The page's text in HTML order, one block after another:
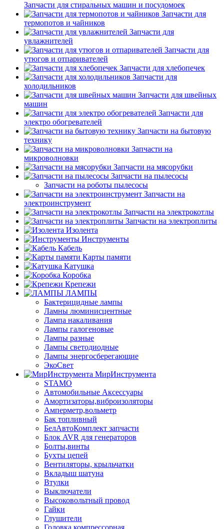
Запчасти для стиральных машин и посудомоек
Запчасти для
термопотов и чайников
Запчасти для
увлажнителей
Запчасти для
утюгов и отпаривателей
Запчасти для хлебопечек
Запчасти для
холодильников
Запчасти для швейных
машин
Запчасти для
электро обогревателей
Запчасти на бытовую
технику
Запчасти на
микроволновки
Запчасти на мясорубки
Запчасти на пылесосы
Запчасти на роботы пылесосы
Запчасти на
электроинструмент
Запчасти на электрокотлы
Запчасти на электроплиты
Изолента
Инструменты
Кабель
Карты памяти
Катушка
Коробка
Крепежи
ЛАМПЫ
Бактерицидные лампы
Ламны люминисцентные
Лампа накаливания
Лампы галогеновые
Лампы разные
Лампы светодиодные
Лампы энергосберегающие
ЭкоСвет
МирИнструмента
STAMO
Автомобильные Аксессуары
Амортизаторы,виброизоляторы
Амперметр,вольметр
Бак топливный
БелАвтоКомплект запчасти
Блок AVR для генераторов
Болты,винты
Бухты цепей
Вентиляторы, крыльчатки
Вкладыш шатуна
Втулки
Выключатели
Высоковольтный провод
Гайки
Глушители
Головка компрессорная